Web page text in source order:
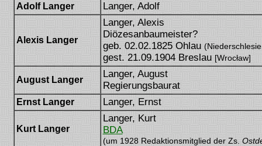
Adolf Langer Langer, Adolf
Alexis Langer
Langer, Alexis
Diözesanbaumeister?
geb. 02.02.1825 Ohlau
gest. 21.09.1904 Breslau [Wrocław]
August Langer
Langer, August
Regierungsbaurat
Ernst Langer Langer, Ernst
Kurt Langer
Langer, Kurt
BDA
(um 1928 Redaktionsmitglied der Zs.